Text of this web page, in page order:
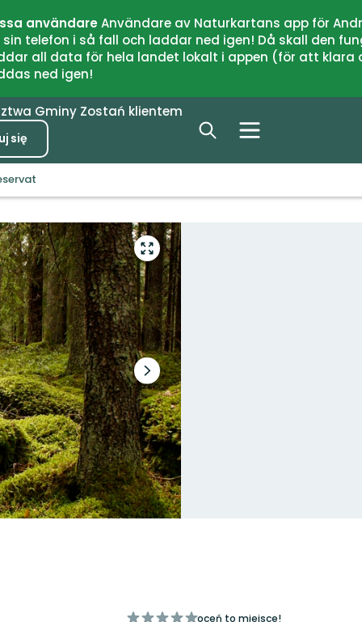
användareAnvändare av Naturkartans app för
telefon i så fall och laddar ned igen! Då skall den
all data för hela landet lokalt i appen (för att
ned igen!
Gminy Zostań klientem
się
Przejdź
do
trybu
pełnoekranowego
Następny
slajd
z
oceń to miejsce!